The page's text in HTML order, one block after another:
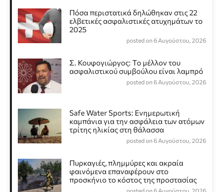
Πόσα περιστατικά δηλώθηκαν στις 22
ελβετικές ασφαλιστικές ατυχημάτων το
2025
posted on 6 Αυγούστου, 2026
Σ. Κουφογιώργος: To μέλλον του
ασφαλιστικού συμβούλου είναι λαμπρό
posted on 6 Αυγούστου, 2026
Safe Water Sports: Eνημερωτική
καμπάνια για την ασφάλεια των ατόμων
τρίτης ηλικίας στη θάλασσα
posted on 6 Αυγούστου, 2026
Πυρκαγιές, πλημμύρες και ακραία
φαινόμενα επαναφέρουν στο
προσκήνιο το κόστος της προστασίας
posted on 6 Αυγούστου, 2026